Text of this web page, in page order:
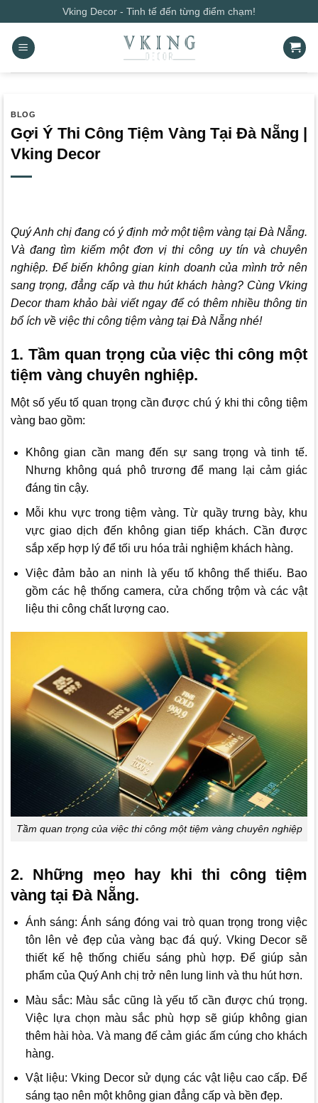
qua
nội
dung
Vking Decor - Tinh tế đến từng điểm chạm!
BLOG
Gợi Ý Thi Công Tiệm Vàng Tại Đà Nẵng |
Vking Decor
Quý Anh chị đang có ý định mở một tiệm vàng tại Đà Nẵng.
Và đang tìm kiếm một đơn vị thi công uy tín và chuyên
nghiệp. Để biến không gian kinh doanh của mình trở nên
sang trọng, đẳng cấp và thu hút khách hàng? Cùng Vking
Decortham khảo bài viết ngay để có thêm nhiều thông tin
bổ ích về việc thi công tiệm vàng tại Đà Nẵng nhé!
1. Tầm quan trọng của việc thi công một
tiệm vàng chuyên nghiệp.
Một số yếu tố quan trọng cần được chú ý khi thi công tiệm
vàng bao gồm:
Không gian cần mang đến sự sang trọng và tinh tế.
Nhưng không quá phô trương để mang lại cảm giác
đáng tin cậy.
Mỗi khu vực trong tiệm vàng. Từ quầy trưng bày, khu
vực giao dịch đến không gian tiếp khách. Cần được
sắp xếp hợp lý để tối ưu hóa trải nghiệm khách hàng.
Việc đảm bảo an ninh là yếu tố không thể thiếu. Bao
gồm các hệ thống camera, cửa chống trộm và các vật
liệu thi công chất lượng cao.
Tầm quan trọng của việc thi công một tiệm vàng chuyên nghiệp
2. Những mẹo hay khi thi công tiệm
vàng tại Đà Nẵng.
Ánh sáng: Ánh sáng đóng vai trò quan trọng trong việc
tôn lên vẻ đẹp của vàng bạc đá quý. Vking Decor sẽ
thiết kế hệ thống chiếu sáng phù hợp. Để giúp sản
phẩm của Quý Anh chị trở nên lung linh và thu hút hơn.
Màu sắc: Màu sắc cũng là yếu tố cần được chú trọng.
Việc lựa chọn màu sắc phù hợp sẽ giúp không gian
thêm hài hòa. Và mang đế cảm giác ấm cúng cho khách
hàng.
Vật liệu: Vking Decorsử dụng các vật liệu cao cấp. Để
sáng tạo nên một không gian đẳng cấp và bền đẹp.